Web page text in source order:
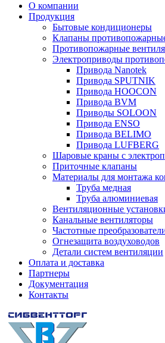
О компании
Продукция
Бытовые кондиционеры
Клапаны
Противопожарные
Электроприводы
Привода Nanotek
Привода SPUTNIK
Привода HOOCON
Привода BVM
Приводы SOLOON
Привода ENSO
Привода BELIMO
Привода LUFBERG
Шаровые краны с
Приточные клапаны
Материалы для монтажа
Труба медная
Труба алюминиевая
Вентиляционные
Канальные вентиляторы
Частотные
Огнезащита воздуховодов
Детали систем вентиляции
Оплата и доставка
Партнеры
Документация
Контакты